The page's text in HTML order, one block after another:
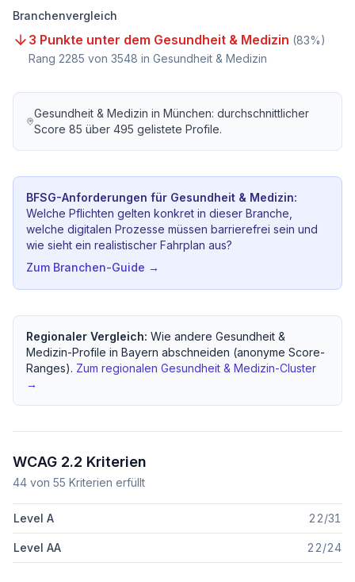
Branchenvergleich
3 Punkte unter dem Gesundheit & Medizin (83%)
Rang 2285 von 3548 in Gesundheit & Medizin
Gesundheit & Medizin inMünchen: durchschnittlicher
Score85 über495 gelistete Profile.
BFSG-Anforderungen für Gesundheit & Medizin:
Welche Pflichten gelten konkret in dieser Branche,
welche digitalen Prozesse müssen barrierefrei sein und
wie sieht ein realistischer Fahrplan aus?
Zum Branchen-Guide →
Regionaler Vergleich: Wie andere Gesundheit &
Medizin-Profile in Bayern abschneiden (anonyme Score-
Ranges). Zum regionalen Gesundheit & Medizin-Cluster
→
WCAG 2.2 Kriterien
44 von 55 Kriterien erfüllt
Level A 22/31
Level AA 22/24